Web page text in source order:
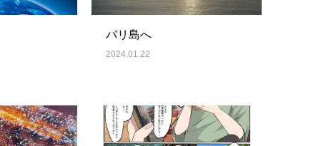
バリ島へ
2024.01.22